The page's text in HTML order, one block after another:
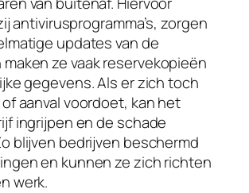
antivirusprogramma’s, zorgen
updates van de
ze vaak reservekopieën
gegevens. Als er zich toch
aanval voordoet, kan het
ingrijpen en de schade
blijven bedrijven beschermd
en kunnen ze zich richten
werk.